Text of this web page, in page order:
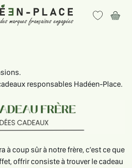
toute occasions.
Hadéen-Place.
à coup sûr à notre frère, c’est ce que
offrir consiste à trouver le cadeau